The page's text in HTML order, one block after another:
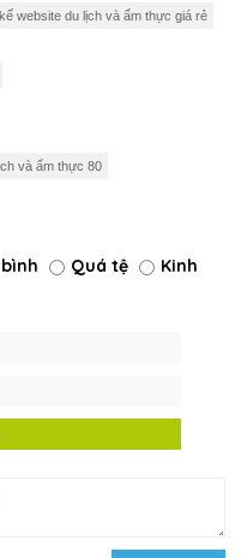
website du lịch và ẩm thực giá rẻ
và ẩm thực 80
Quá tệ
Kinh